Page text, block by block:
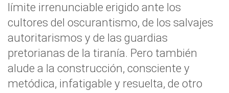
límite irrenunciable erigido ante los
cultores del oscurantismo, de los salvajes
autoritarismos y de las guardias
pretorianas de la tiranía. Pero también
alude a la construcción, consciente y
metódica, infatigable y resuelta, de otro